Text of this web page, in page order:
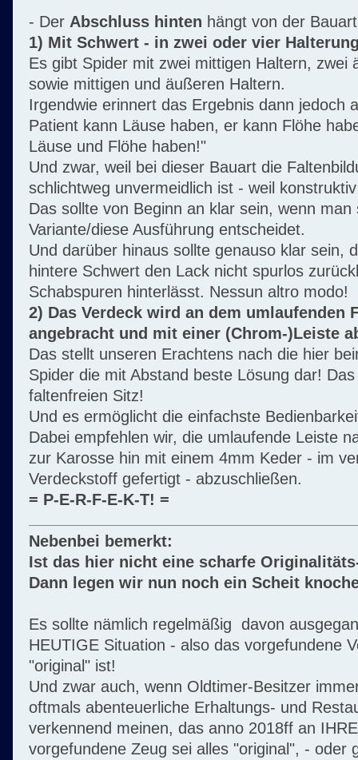
- Der Abschluss hinten hängt von der
1) Mit Schwert - in zwei oder vier
Es gibt Spider mit zwei mittigen Haltern, zwei
sowie mittigen und äußeren Haltern.
Irgendwie erinnert das Ergebnis dann jedoch
Patient kann Läuse haben, er kann Flöhe
Läuse und Flöhe haben!"
Und zwar, weil bei dieser Bauart die
schlichtweg unvermeidlich ist - weil
Das sollte von Beginn an klar sein, wenn man
Variante/diese Ausführung entscheidet.
Und darüber hinaus sollte genauso klar sein,
hintere Schwert den Lack nicht spurlos
Schabspuren hinterlässt. Nessun altro modo!
2) Das Verdeck wird an dem umlaufenden
angebracht und mit einer (Chrom-)Leiste
Das stellt unseren Erachtens nach die hier
Spider die mit Abstand beste Lösung dar!
faltenfreien Sitz!
Und es ermöglicht die einfachste
Dabei empfehlen wir, die umlaufende Leiste
zur Karosse hin mit einem 4mm Keder - im
Verdeckstoff gefertigt - abzuschließen.
= P-E-R-F-E-K-T! =
Nebenbei bemerkt:
Ist das hier nicht eine scharfe
Dann legen wir nun noch ein Scheit
Es sollte nämlich regelmäßig davon
HEUTIGE Situation - also das vorgefundene
"original" ist!
Und zwar auch, wenn Oldtimer-Besitzer
oftmals abenteuerliche Erhaltungs- und
verkennend meinen, das anno 2018ff an
vorgefundene Zeug sei alles "original", - oder